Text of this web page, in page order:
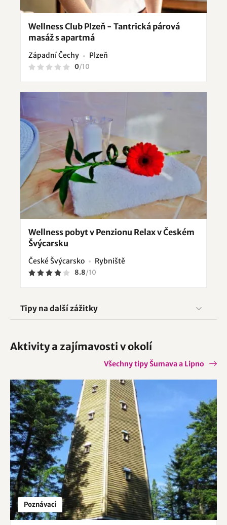
Wellness Club Plzeň - Tantrická párová
masáž s apartmá
Západní Čechy Plzeň
0/10
Wellness pobyt v Penzionu Relax v Českém
Švýcarsku
České Švýcarsko Rybniště
8.8/10
Tipy na další zážitky
Aktivity a zajímavosti v okolí
Všechny tipy Šumava a Lipno
Poznávací